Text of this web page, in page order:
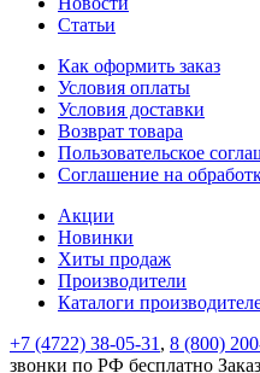
Статьи
Как оформить заказ
Условия оплаты
Условия доставки
Возврат товара
Пользовательское
Соглашение на
Акции
Новинки
Хиты продаж
Производители
Каталоги
+7 (4722) 38-05-31, 8 (800)
звонки по РФ бесплатно